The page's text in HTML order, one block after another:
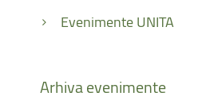
Evenimente UNITA
Arhivaevenimente